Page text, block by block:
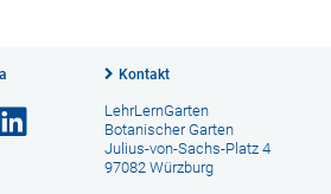
Kontakt
LehrLernGarten
Botanischer Garten
Julius-von-Sachs-Platz 4
97082 Würzburg